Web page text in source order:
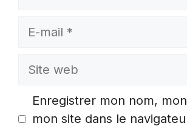
E-
Site
Enregistrer mon nom,
mon site dans le